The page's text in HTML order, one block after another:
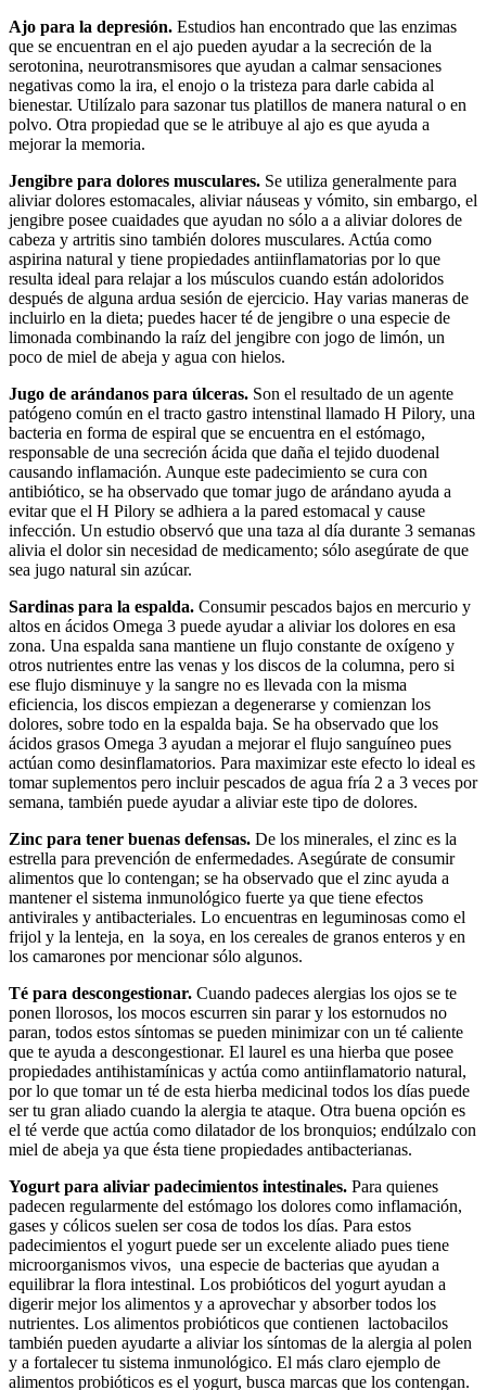
Ajo para la depresión. Estudios han encontrado que las enzimas
que se encuentran en el ajo pueden ayudar a la secreción de la
serotonina, neurotransmisores que ayudan a calmar sensaciones
negativas como la ira, el enojo o la tristeza para darle cabida al
bienestar. Utilízalo para sazonar tus platillos de manera natural o en
polvo. Otra propiedad que se le atribuye al ajo es que ayuda a
mejorar la memoria.
Jengibre para dolores musculares. Se utiliza generalmente para
aliviar dolores estomacales, aliviar náuseas y vómito, sin embargo, el
jengibre posee cuaidades que ayudan no sólo a a aliviar dolores de
cabeza y artritis sino también dolores musculares. Actúa como
aspirina natural y tiene propiedades antiinflamatorias por lo que
resulta ideal para relajar a los músculos cuando están adoloridos
después de alguna ardua sesión de ejercicio. Hay varias maneras de
incluirlo en la dieta; puedes hacer té de jengibre o una especie de
limonada combinando la raíz del jengibre con jogo de limón, un
poco de miel de abeja y agua con hielos.
Jugo de arándanos para úlceras. Son el resultado de un agente
patógeno común en el tracto gastro intenstinal llamado H Pilory, una
bacteria en forma de espiral que se encuentra en el estómago,
responsable de una secreción ácida que daña el tejido duodenal
causando inflamación. Aunque este padecimiento se cura con
antibiótico, se ha observado que tomar jugo de arándano ayuda a
evitar que el H Pilory se adhiera a la pared estomacal y cause
infección. Un estudio observó que una taza al día durante 3 semanas
alivia el dolor sin necesidad de medicamento; sólo asegúrate de que
sea jugo natural sin azúcar.
Sardinas para la espalda. Consumir pescados bajos en mercurio y
altos en ácidos Omega 3 puede ayudar a aliviar los dolores en esa
zona. Una espalda sana mantiene un flujo constante de oxígeno y
otros nutrientes entre las venas y los discos de la columna, pero si
ese flujo disminuye y la sangre no es llevada con la misma
eficiencia, los discos empiezan a degenerarse y comienzan los
dolores, sobre todo en la espalda baja. Se ha observado que los
ácidos grasos Omega 3 ayudan a mejorar el flujo sanguíneo pues
actúan como desinflamatorios. Para maximizar este efecto lo ideal es
tomar suplementos pero incluir pescados de agua fría 2 a 3 veces por
semana, también puede ayudar a aliviar este tipo de dolores.
Zinc para tener buenas defensas. De los minerales, el zinc es la
estrella para prevención de enfermedades. Asegúrate de consumir
alimentos que lo contengan; se ha observado que el zinc ayuda a
mantener el sistema inmunológico fuerte ya que tiene efectos
antivirales y antibacteriales. Lo encuentras en leguminosas como el
frijol y la lenteja, en la soya, en los cereales de granos enteros y en
los camarones por mencionar sólo algunos.
Té para descongestionar. Cuando padeces alergias los ojos se te
ponen llorosos, los mocos escurren sin parar y los estornudos no
paran, todos estos síntomas se pueden minimizar con un té caliente
que te ayuda a descongestionar. El laurel es una hierba que posee
propiedades antihistamínicas y actúa como antiinflamatorio natural,
por lo que tomar un té de esta hierba medicinal todos los días puede
ser tu gran aliado cuando la alergia te ataque. Otra buena opción es
el té verde que actúa como dilatador de los bronquios; endúlzalo con
miel de abeja ya que ésta tiene propiedades antibacterianas.
Yogurt para aliviar padecimientos intestinales. Para quienes
padecen regularmente del estómago los dolores como inflamación,
gases y cólicos suelen ser cosa de todos los días. Para estos
padecimientos el yogurt puede ser un excelente aliado pues tiene
microorganismos vivos, una especie de bacterias que ayudan a
equilibrar la flora intestinal. Los probióticos del yogurt ayudan a
digerir mejor los alimentos y a aprovechar y absorber todos los
nutrientes. Los alimentos probióticos que contienen lactobacilos
también pueden ayudarte a aliviar los síntomas de la alergia al polen
y a fortalecer tu sistema inmunológico. El más claro ejemplo de
alimentos probióticos es el yogurt, busca marcas que los contengan.